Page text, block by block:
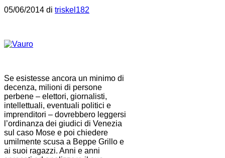
05/06/2014 di triskel182
Se esistesse ancora un minimo di
decenza, milioni di persone
perbene – elettori, giornalisti,
intellettuali, eventuali politici e
imprenditori – dovrebbero leggersi
l’ordinanza dei giudici di Venezia
sul caso Mose e poi chiedere
umilmente scusa a Beppe Grillo e
ai suoi ragazzi. Anni e anni